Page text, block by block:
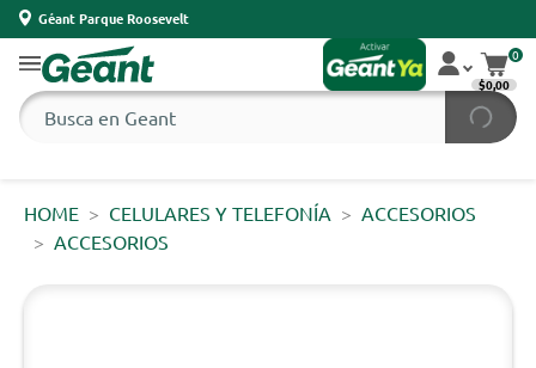
Géant Parque Roosevelt
0
$0,00
HOME CELULARES Y TELEFONÍA
ACCESORIOS
ACCESORIOS